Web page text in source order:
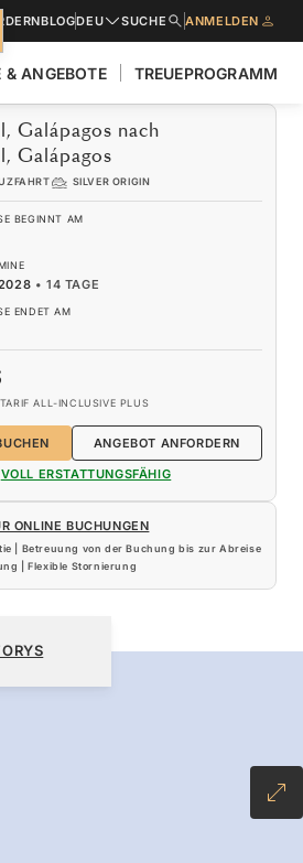
BLOGDEU SUCHE ANMELDEN
& ANGEBOTE TREUEPROGRAMM
Galápagos nach
Galápagos
SILVER ORIGIN
BEGINNT AM
•14 TAGE
ENDET AM
ALL-INCLUSIVE PLUS
ANGEBOT ANFORDERN
VOLL ERSTATTUNGSFÄHIG
ONLINE BUCHUNGEN
| Betreuung von der Buchung bis zur Abreise
| Flexible Stornierung
BUCHEN